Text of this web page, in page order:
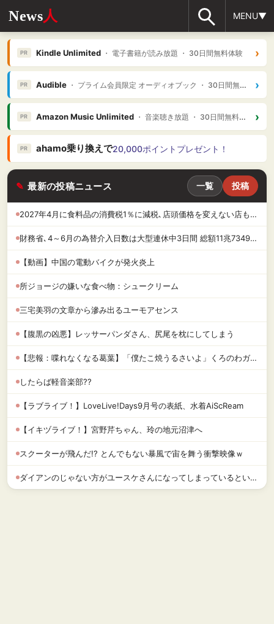
News人 MENU▼
PR Kindle Unlimited・ 電子書籍が読み放題 ・ 30日間無料体験 ›
PR Audible・ プライム会員限定 オーディオブック ・ 30日間無料体験 ›
PR Amazon Music Unlimited・ 音楽聴き放題 ・ 30日間無料体験 ›
PR ahamo乗り換えで20,000ポイントプレゼント！
最新の投稿ニュース 一覧 投稿
2027年4月に食料品の消費税1％に減税､店頭価格を変えない店も｢利益がほとんど出てないから値下げはしません｣
財務省､4～6月の為替介入日数は大型連休中3日間 総額11兆7349億円 4月30日は6兆2787億円で過去最大
【動画】中国の電動バイクが発火炎上
所ジョージの嫌いな食べ物：シュークリーム
三宅美羽の文章から滲み出るユーモアセンス
【腹黒の凶悪】レッサーパンダさん、尻尾を枕にしてしまう
【悲報：喋れなくなる葛葉】「僕たこ焼うるさいよ」くろのわガチレビュー「やはりセブンイレブンよ」叶・葛葉
したらば軽音楽部??
【ラブライブ！】LoveLive!Days9月号の表紙、水着AiScReam
【イキヅライブ！】宮野芹ちゃん、玲の地元沼津へ
スクーターが飛んだ!? とんでもない暴風で宙を舞う衝撃映像ｗ
ダイアンのじゃない方がユースケさんになってしまっているという事実←これ